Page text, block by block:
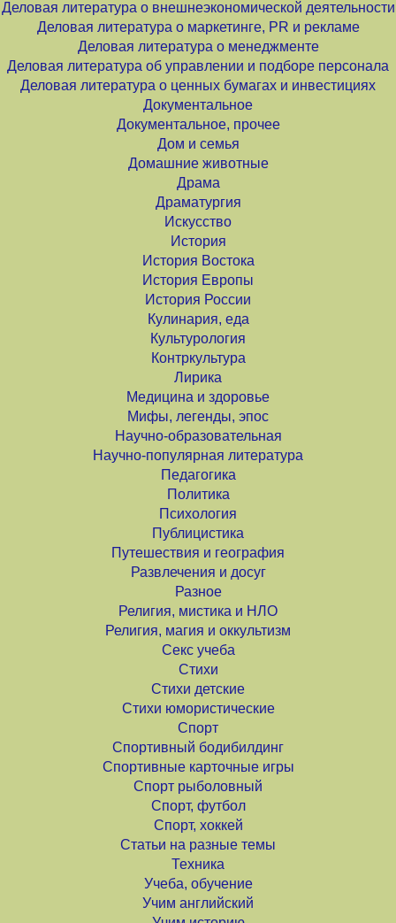
Деловая литература о внешнеэкономической деятельности
Деловая литература о маркетинге, PR и рекламе
Деловая литература о менеджменте
Деловая литература об управлении и подборе персонала
Деловая литература о ценных бумагах и инвестициях
Документальное
Документальное, прочее
Дом и семья
Домашние животные
Драма
Драматургия
Искусство
История
История Востока
История Европы
История России
Кулинария, еда
Культурология
Контркультура
Лирика
Медицина и здоровье
Мифы, легенды, эпос
Научно-образовательная
Научно-популярная литература
Педагогика
Политика
Психология
Публицистика
Путешествия и география
Развлечения и досуг
Разное
Религия, мистика и НЛО
Религия, магия и оккультизм
Секс учеба
Стихи
Стихи детские
Стихи юмористические
Спорт
Спортивный бодибилдинг
Спортивные карточные игры
Спорт рыболовный
Спорт, футбол
Спорт, хоккей
Статьи на разные темы
Техника
Учеба, обучение
Учим английский